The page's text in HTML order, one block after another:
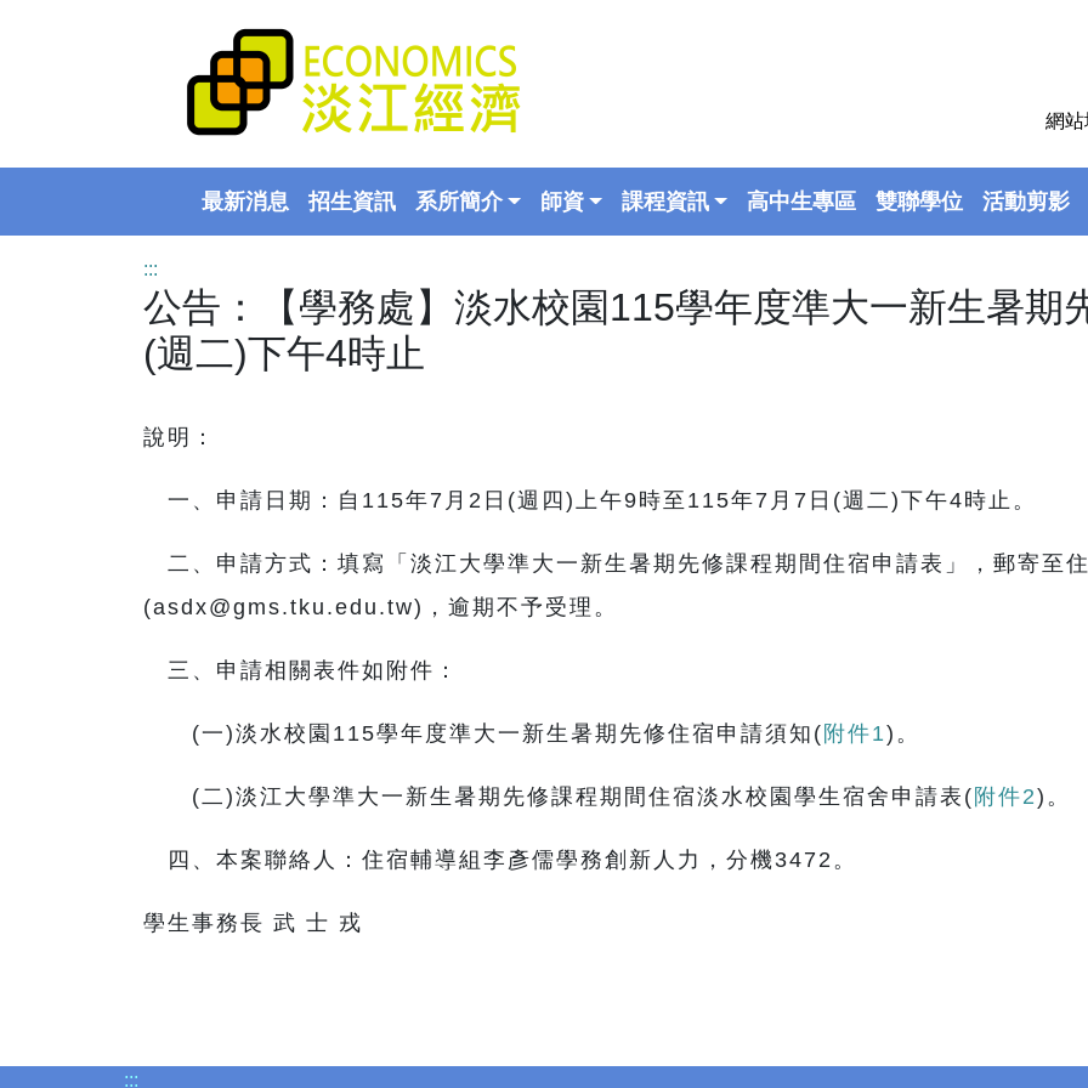
網站
最新消息 招生資訊 系所簡介 師資 課程資訊 高中生專區 雙聯學位 活動剪影
:::
公告：【學務處】淡水校園115學年度準大一新生暑期
(週二)下午4時止
說明：
一、申請日期：自115年7月2日(週四)上午9時至115年7月7日(週二)下午4時止。
二、申請方式：填寫「淡江大學準大一新生暑期先修課程期間住宿申請表」，郵寄至
(asdx@gms.tku.edu.tw)，逾期不予受理。
三、申請相關表件如附件：
(一)淡水校園115學年度準大一新生暑期先修住宿申請須知( 附件1)。
(二)淡江大學準大一新生暑期先修課程期間住宿淡水校園學生宿舍申請表( 附件2)。
四、本案聯絡人：住宿輔導組李彥儒學務創新人力，分機3472。
學生事務長 武 士 戎
:::